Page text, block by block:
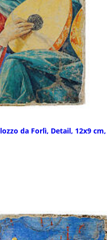
da Forlì, Detail, 12x9 cm,